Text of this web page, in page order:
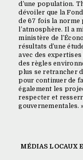
d’une population.
dévoiler que la
de 67 fois la norme
l’atmosphère. Il a
ministère de
résultats d’une
avec des
des règles
plus se retrancher
pour continuer de
également les
respecter et
gouvernementales.
MÉDIAS LOCAUX